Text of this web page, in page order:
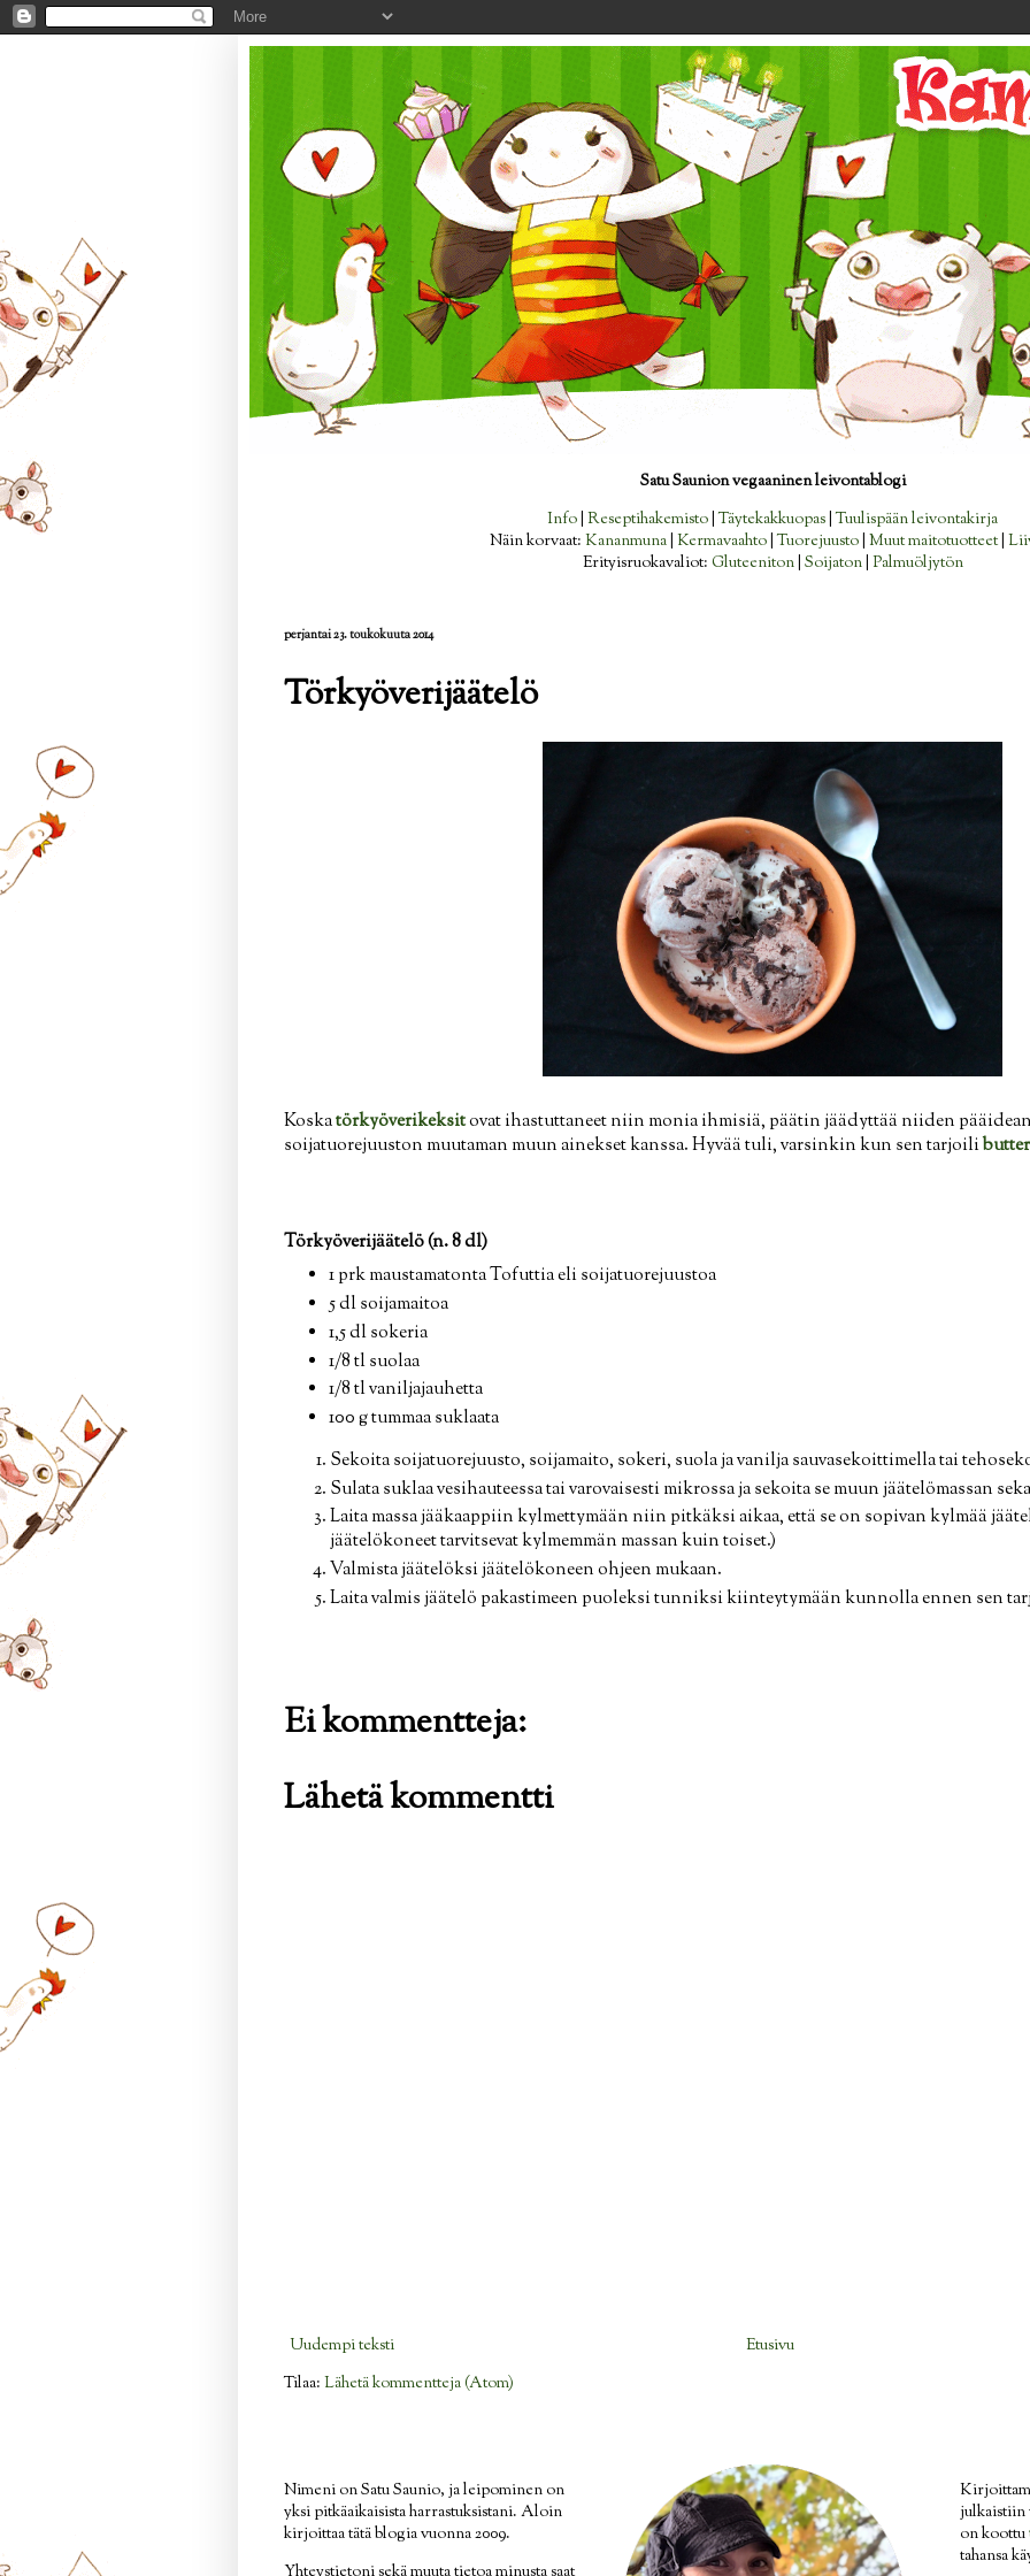
Satu Saunion vegaaninen leivontablogi
Info Reseptihakemisto |Täytekakkuopas |Tuulispään leivontakirja
Näin korvaat: Kananmuna Kermavaahto |Tuorejuusto Muut maitotuotteet|
Erityisruokavaliot: Gluteeniton| Soijaton| Palmuöljytön
perjantai 23. toukokuuta 2014
Törkyöverijäätelö
Koskatörkyöverikeksitovat ihastuttaneet niin monia ihmisiä, päätin jäädyttää niiden
soijatuorejuuston muutaman muun ainekset kanssa. Hyvää tuli, varsinkin kun sen tarjoili
Törkyöverijäätelö (n. 8 dl)
1 prk maustamatonta Tofuttia eli soijatuorejuustoa
5 dl soijamaitoa
1,5 dl sokeria
1/8 tl suolaa
1/8 tl vaniljajauhetta
100 g tummaa suklaata
Sekoita soijatuorejuusto, soijamaito, sokeri, suola ja vanilja sauvasekoittimella tai
Sulata suklaa vesihauteessa tai varovaisesti mikrossa ja sekoita se muun jäätelömassan
Laita massa jääkaappiin kylmettymään niin pitkäksi aikaa, että se on sopivan kylmää
jäätelökoneet tarvitsevat kylmemmän massan kuin toiset.)
Valmista jäätelöksi jäätelökoneen ohjeen mukaan.
Laita valmis jäätelö pakastimeen puoleksi tunniksi kiinteytymään kunnolla ennen sen
Ei kommentteja:
Lähetä kommentti
Uudempi teksti
Etusivu
Tilaa: Lähetä kommentteja (Atom)
Nimeni on Satu Saunio, ja leipominen on
yksi pitkäaikaisista harrastuksistani. Aloin
kirjoittaa tätä blogia vuonna 2009.
julkaistiin
on koottu
tahansa